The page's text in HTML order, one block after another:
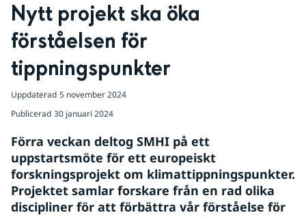
Nytt projekt ska öka
förståelsen för
tippningspunkter
Uppdaterad 5 november 2024
Publicerad 30 januari 2024
Förra veckan deltog SMHI på ett
uppstartsmöte för ett europeiskt
forskningsprojekt om klimattippningspunkter.
Projektet samlar forskare från en rad olika
discipliner för att förbättra vår förståelse för